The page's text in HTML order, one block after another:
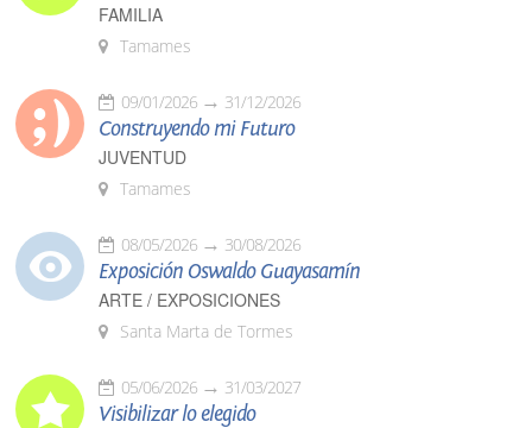
FAMILIA
Tamames
09/01/2026 31/12/2026
Construyendo mi Futuro
JUVENTUD
Tamames
08/05/2026 30/08/2026
Exposición Oswaldo Guayasamín
ARTE / EXPOSICIONES
Santa Marta de Tormes
05/06/2026 31/03/2027
Visibilizar lo elegido